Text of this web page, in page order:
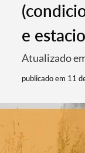
e
Atualizado
publicado em 11